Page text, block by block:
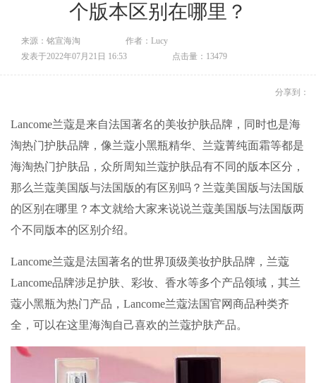
个版本区别在哪里？
来源：铭宣海淘
作者：Lucy
发表于2022年07月21日 16:53
点击量：13479
分享到：
Lancome兰蔻是来自法国著名的美妆护肤品牌，同时也是海
淘热门护肤品牌，像兰蔻小黑瓶精华、兰蔻菁纯面霜等都是
海淘热门护肤品，众所周知兰蔻护肤品有不同的版本区分，
那么兰蔻美国版与法国版的有区别吗？兰蔻美国版与法国版
的区别在哪里？本文就给大家来说说兰蔻美国版与法国版两
个不同版本的区别介绍。
Lancome兰蔻是法国著名的世界顶级美妆护肤品牌，兰蔻
Lancome品牌涉足护肤、彩妆、香水等多个产品领域，其兰
蔻小黑瓶为热门产品，Lancome兰蔻法国官网商品种类齐
全，可以在这里海淘自己喜欢的兰蔻护肤产品。